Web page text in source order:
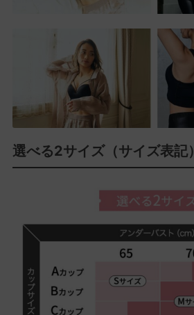
選べる2サイズ（サイズ表記）